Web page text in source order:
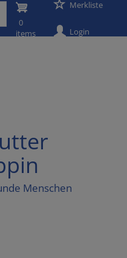
User
account
Merkliste
Login
0
items
Menschen